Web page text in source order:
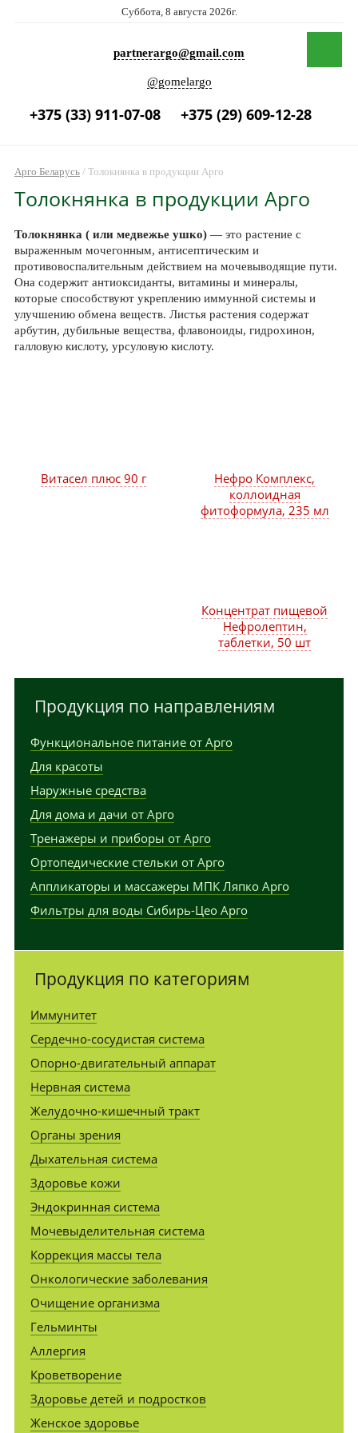
Суббота, 8 августа 2026г.
partnerargo@gmail.com
@gomelargo
+375 (33) 911-07-08 +375 (29) 609-12-28
Арго Беларусь/ Толокнянка в продукции Арго
Толокнянка в продукции Арго
Толокнянка ( или медвежье ушко)— это растение с
выраженным мочегонным, антисептическим и
противовоспалительным действием на мочевыводящие пути.
Она содержит антиоксиданты, витамины и минералы,
которые способствуют укреплению иммунной системы и
улучшению обмена веществ. Листья растения содержат
арбутин, дубильные вещества, флавоноиды, гидрохинон,
галловую кислоту, урсуловую кислоту.
Витасел плюс 90 г
Нефро Комплекс,
коллоидная
фитоформула, 235 мл
Концентрат пищевой
Нефролептин,
таблетки, 50 шт
Продукция по направлениям
Функциональное питание от Арго
Для красоты
Наружные средства
Для дома и дачи от Арго
Тренажеры и приборы от Арго
Ортопедические стельки от Арго
Аппликаторы и массажеры МПК Ляпко Арго
Фильтры для воды Сибирь-Цео Арго
Продукция по категориям
Иммунитет
Сердечно-сосудистая система
Опорно-двигательный аппарат
Нервная система
Желудочно-кишечный тракт
Органы зрения
Дыхательная система
Здоровье кожи
Эндокринная система
Мочевыделительная система
Коррекция массы тела
Онкологические заболевания
Очищение организма
Гельминты
Аллергия
Кроветворение
Здоровье детей и подростков
Женское здоровье